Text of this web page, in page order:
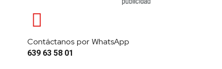
Contáctanos por WhatsApp
639 63 58 01